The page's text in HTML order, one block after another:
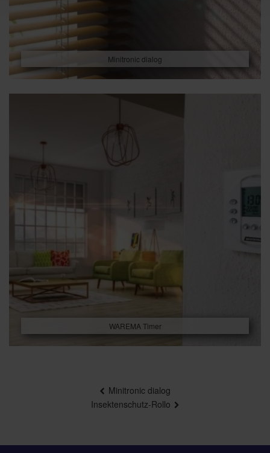
Minitronic dialog
WAREMA Timer
Minitronic dialog
Insektenschutz-Rollo